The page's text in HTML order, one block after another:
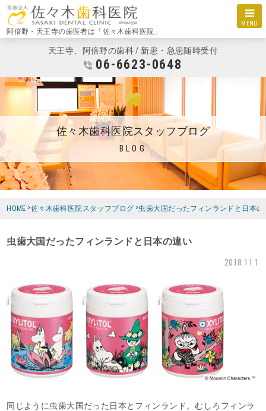
阿倍野・天王寺の歯医者は「佐々木歯科医院」
MENU
天王寺、阿倍野の歯科 / 新患・急患随時受付
06-6623-0648
佐々木歯科医院スタッフブログ
BLOG
HOME 佐々木歯科医院スタッフブログ 虫歯大国だったフィンランドと日本の
虫歯大国だったフィンランドと日本の違い
2018.11.1
同じように虫歯大国だった日本とフィンランド。むしろフィンラ